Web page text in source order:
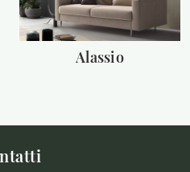
Alassio